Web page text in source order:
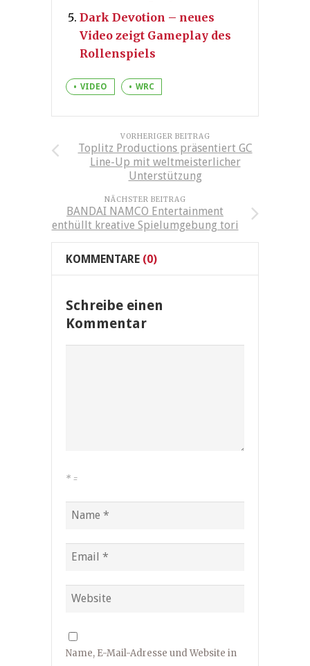
Dark Devotion – neues
Video zeigt Gameplay des
Rollenspiels
VIDEO WRC
VORHERIGER BEITRAG
Toplitz Productions präsentiert GC
Line-Up mit weltmeisterlicher
Unterstützung
NÄCHSTER BEITRAG
BANDAI NAMCO Entertainment
enthüllt kreative Spielumgebung tori
KOMMENTARE (0)
Schreibe einen
Kommentar
* =
Name, E-Mail-Adresse und Website in